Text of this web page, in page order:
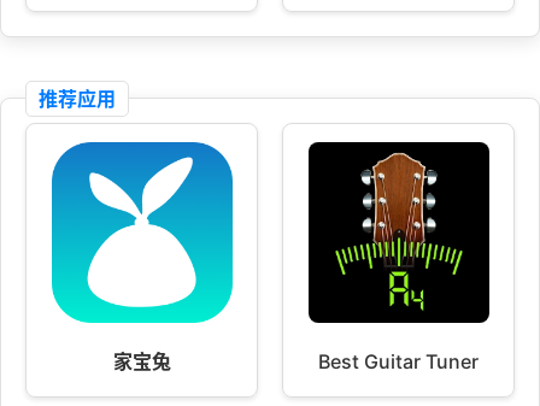
推荐应用
家宝兔 Best Guitar Tuner